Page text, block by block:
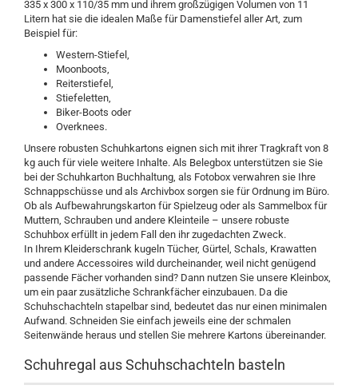
335 x 300 x 110/35 mm und ihrem großzügigen Volumen von 11
Litern hat sie die idealen Maße für Damenstiefel aller Art, zum
Beispiel für:
Western-Stiefel,
Moonboots,
Reiterstiefel,
Stiefeletten,
Biker-Boots oder
Overknees.
Unsere robusten Schuhkartons eignen sich mit ihrer Tragkraft von 8
kg auch für viele weitere Inhalte. Als Belegbox unterstützen sie Sie
bei der Schuhkarton Buchhaltung, als Fotobox verwahren sie Ihre
Schnappschüsse und als Archivbox sorgen sie für Ordnung im Büro.
Ob als Aufbewahrungskarton für Spielzeug oder als Sammelbox für
Muttern, Schrauben und andere Kleinteile – unsere robuste
Schuhbox erfüllt in jedem Fall den ihr zugedachten Zweck.
In Ihrem Kleiderschrank kugeln Tücher, Gürtel, Schals, Krawatten
und andere Accessoires wild durcheinander, weil nicht genügend
passende Fächer vorhanden sind? Dann nutzen Sie unsere Kleinbox,
um ein paar zusätzliche Schrankfächer einzubauen. Da die
Schuhschachteln stapelbar sind, bedeutet das nur einen minimalen
Aufwand. Schneiden Sie einfach jeweils eine der schmalen
Seitenwände heraus und stellen Sie mehrere Kartons übereinander.
Schuhregal aus Schuhschachteln basteln